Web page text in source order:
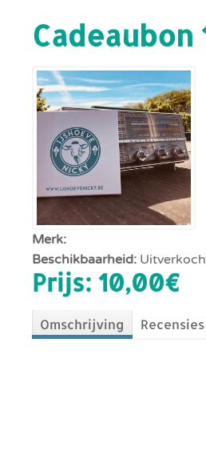
Cadeaubon
Merk:
Beschikbaarheid:
Prijs: 10,00‎€
Omschrijving